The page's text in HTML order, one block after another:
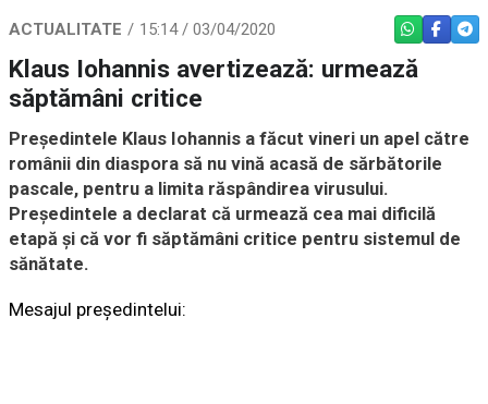
ACTUALITATE 15:14 / 03/04/2020 WHATSAPP
Klaus Iohannis avertizează: urmează
săptămâni critice
Președintele Klaus Iohannis a făcut vineri un apel către
românii din diaspora să nu vină acasă de sărbătorile
pascale, pentru a limita răspândirea virusului.
Președintele a declarat că urmează cea mai dificilă
etapă și că vor fi săptămâni critice pentru sistemul de
sănătate.
Mesajul președintelui: